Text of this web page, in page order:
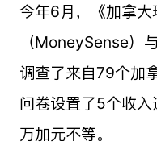
今年6月，《加拿大
（MoneySense）
调查了来自79个加
问卷设置了5个收
万加元不等。